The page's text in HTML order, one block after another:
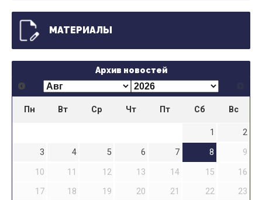
МАТЕРИАЛЫ
Архив новостей
Пн Вт Ср Чт Пт Сб Вс
1
2
3
4 5 6 7 8
9
10
11 12 13 14 15
16
17
18 19 20 21 22
23